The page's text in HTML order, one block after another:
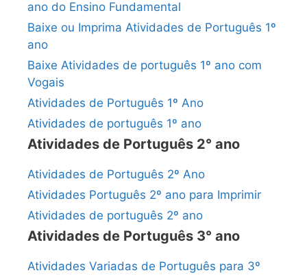
ano do Ensino Fundamental
Baixe ou Imprima Atividades de Português 1º
ano
Baixe Atividades de português 1º ano com
Vogais
Atividades de Português 1º Ano
Atividades de português 1º ano
Atividades de Português 2° ano
Atividades de Português 2º Ano
Atividades Português 2º ano para Imprimir
Atividades de português 2º ano
Atividades de Português 3° ano
Atividades Variadas de Português para 3º